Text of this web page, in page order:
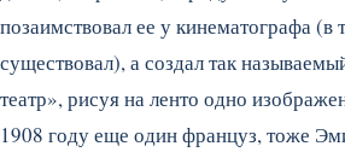
позаимствовал ее у кинематографа (в
существовал), а создал так
театр», рисуя на ленто одно
1908 году еще один француз, тоже